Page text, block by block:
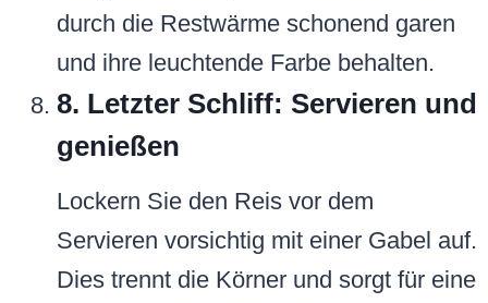
durch die Restwärme schonend garen
und ihre leuchtende Farbe behalten.
8. Letzter Schliff: Servieren und
genießen
Lockern Sie den Reis vor dem
Servieren vorsichtig mit einer Gabel auf.
Dies trennt die Körner und sorgt für eine